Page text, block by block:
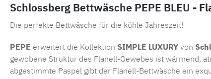
Schlossberg Bettwäsche PEPE BLEU -
Die perfekte Bettwäsche für die kühle Jahreszeit!
PEPE erweitert die Kollektion SIMPLE LUXURY von
gewobene Struktur des Flanell-Gewebes ist wärmend,
abgestimmte Paspel gibt der Flanell-Bettwäsche ein